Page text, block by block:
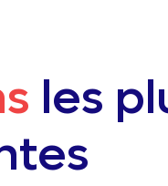
les